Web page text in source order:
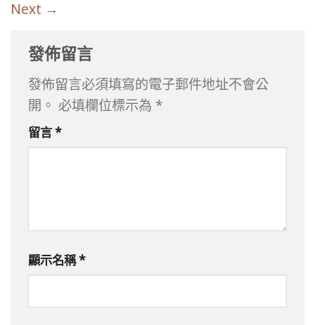
Next →
發佈留言
發佈留言必須填寫的電子郵件地址不會公
開。 必填欄位標示為 *
留言*
顯示名稱*